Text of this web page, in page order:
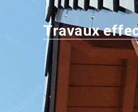
Travaux